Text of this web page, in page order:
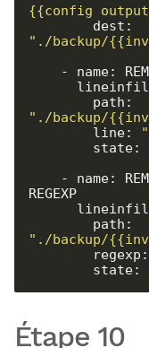
"./backup/
"./backup/
        line:
REGEXP
"./backup/
        regexp:
Étape 10